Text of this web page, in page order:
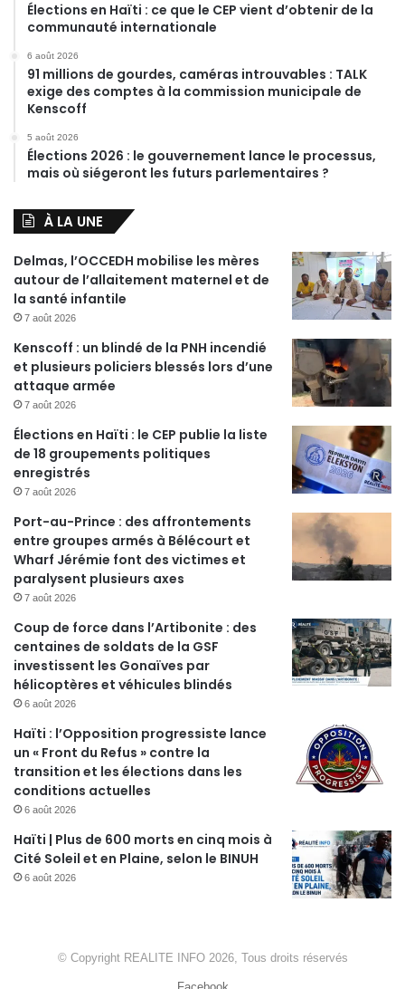
Élections en Haïti : ce que le CEP vient d’obtenir de la
communauté internationale
6 août 2026
91 millions de gourdes, caméras introuvables : TALK
exige des comptes à la commission municipale de
Kenscoff
5 août 2026
Élections 2026 : le gouvernement lance le processus,
mais où siégeront les futurs parlementaires ?
À LA UNE
Delmas, l’OCCEDH mobilise les mères
autour de l’allaitement maternel et de
la santé infantile
7 août 2026
Kenscoff : un blindé de la PNH incendié
et plusieurs policiers blessés lors d’une
attaque armée
7 août 2026
Élections en Haïti : le CEP publie la liste
de 18 groupements politiques
enregistrés
7 août 2026
Port-au-Prince : des affrontements
entre groupes armés à Bélécourt et
Wharf Jérémie font des victimes et
paralysent plusieurs axes
7 août 2026
Coup de force dans l’Artibonite : des
centaines de soldats de la GSF
investissent les Gonaïves par
hélicoptères et véhicules blindés
6 août 2026
Haïti : l’Opposition progressiste lance
un « Front du Refus » contre la
transition et les élections dans les
conditions actuelles
6 août 2026
Haïti | Plus de 600 morts en cinq mois à
Cité Soleil et en Plaine, selon le BINUH
6 août 2026
© Copyright REALITE INFO 2026, Tous droits réservés